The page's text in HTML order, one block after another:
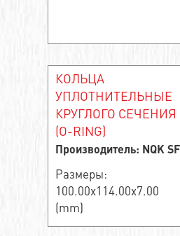
КОЛЬЦА
УПЛОТНИТЕЛЬНЫЕ
КРУГЛОГО СЕЧЕНИЯ
(O-RING)
Производитель: NQK SF
Размеры:
100.00x114.00x7.00
(mm)